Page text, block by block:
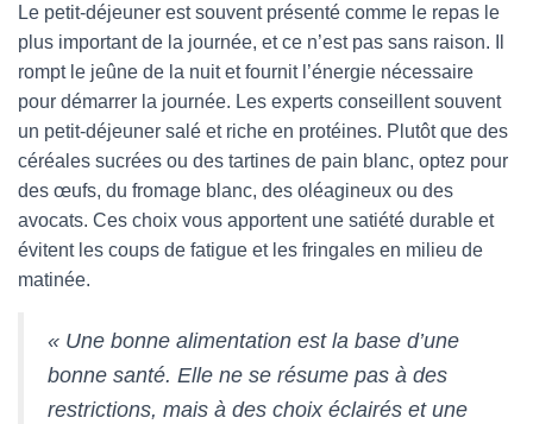
Le petit-déjeuner est souvent présenté comme le repas le
plus important de la journée, et ce n’est pas sans raison. Il
rompt le jeûne de la nuit et fournit l’énergie nécessaire
pour démarrer la journée. Les experts conseillent souvent
un petit-déjeuner salé et riche en protéines. Plutôt que des
céréales sucrées ou des tartines de pain blanc, optez pour
des œufs, du fromage blanc, des oléagineux ou des
avocats. Ces choix vous apportent une satiété durable et
évitent les coups de fatigue et les fringales en milieu de
matinée.
« Une bonne alimentation est la base d’une
bonne santé. Elle ne se résume pas à des
restrictions, mais à des choix éclairés et une